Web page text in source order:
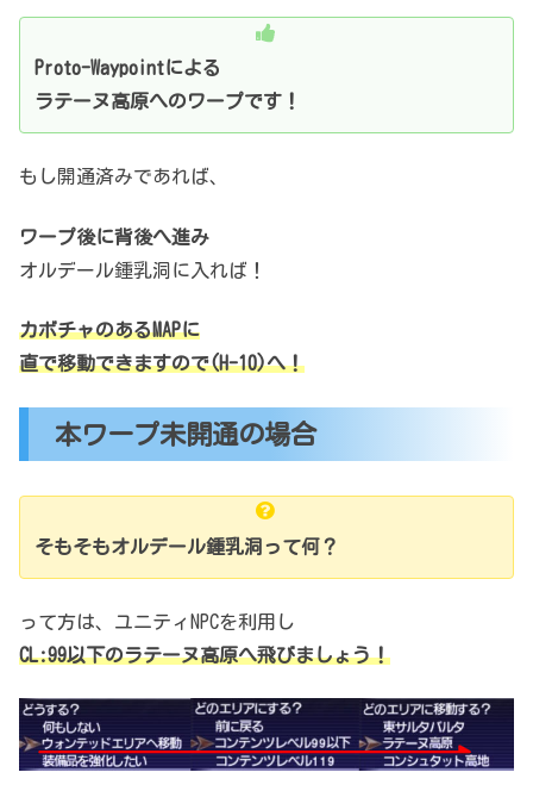
Proto-Waypointによる
ラテーヌ高原へのワープです！
もし開通済みであれば、
ワープ後に背後へ進み
オルデール鍾乳洞に入れば！
カボチャのあるMAPに
直で移動できますので(H-10)へ！
本ワープ未開通の場合
そもそもオルデール鍾乳洞って何？
って方は、ユニティNPCを利用し
CL:99以下のラテーヌ高原へ飛びましょう！